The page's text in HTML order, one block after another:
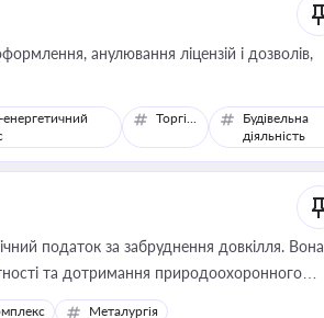
анулювання ліцензій і дозволів,
Торгівля
Будівельна
діяльність
податок за забруднення довкілля. Вона
та дотримання природоохоронного
Металургія